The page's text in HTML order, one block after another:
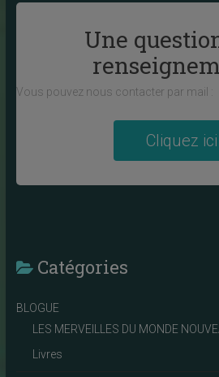
Une
Vous pouvez nous contacter par mail :
Cliquez ici
Catégories
BLOGUE
LES MERVEILLES DU MONDE
Livres